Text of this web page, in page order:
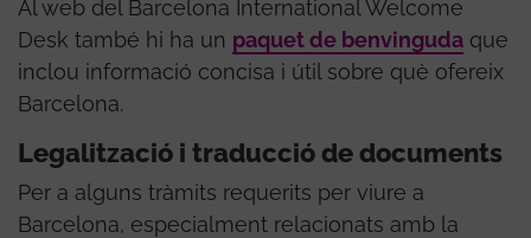
Al web del Barcelona International Welcome
Desk també hi ha un paquet de benvinguda que
inclou informació concisa i útil sobre què ofereix
Barcelona.
Legalització i traducció de documents
Per a alguns tràmits requerits per viure a
Barcelona, especialment relacionats amb la